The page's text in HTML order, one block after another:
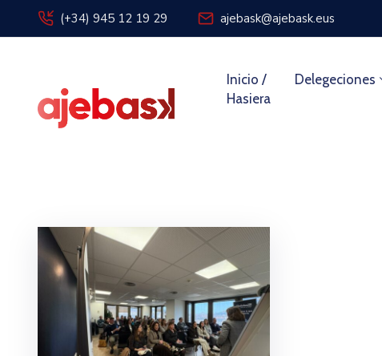
(+34) 945 12 19 29 ajebask@ajebask.eus
Inicio /
Hasiera
Delegeciones